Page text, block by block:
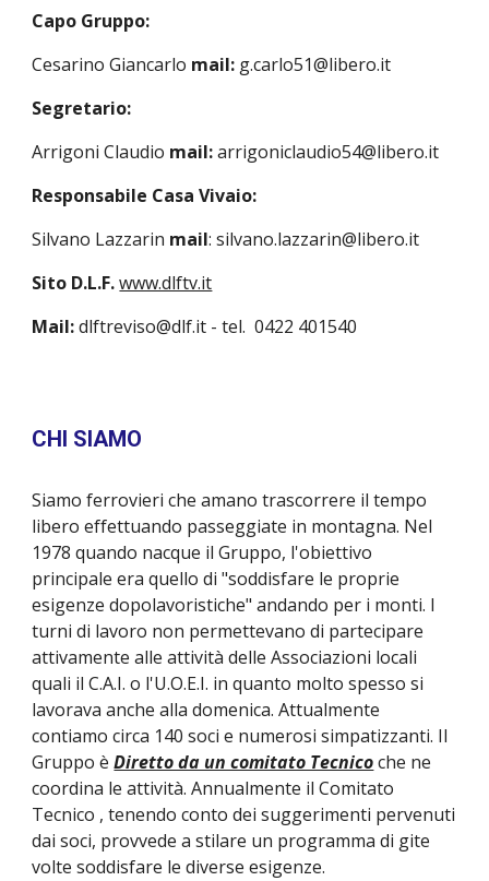
Capo Gruppo:
Cesarino Giancarlo mail: g.carlo51@libero.it
Segretario:
Arrigoni Claudio mail:arrigoniclaudio54@libero.it
Responsabile Casa Vivaio:
Silvano Lazzarin mail: silvano.lazzarin@libero.it
Sito D.L.F. www.dlftv.it
Mail:dlftreviso@dlf.it - tel. 0422 401540
CHI SIAMO
Siamo ferrovieri che amano trascorrere il tempo
libero effettuando passeggiate in montagna. Nel
1978 quando nacque il Gruppo, l'obiettivo
principale era quello di "soddisfare le proprie
esigenze dopolavoristiche" andando per i monti. I
turni di lavoro non permettevano di partecipare
attivamente alle attività delle Associazioni locali
quali il C.A.I. o l'U.O.E.I. in quanto molto spesso si
lavorava anche alla domenica. Attualmente
contiamo circa 140 soci e numerosi simpatizzanti. Il
Gruppo è Diretto da un comitato Tecnicoche ne
coordina le attività. Annualmente il Comitato
Tecnico , tenendo conto dei suggerimenti pervenuti
dai soci, provvede a stilare un programma di gite
volte soddisfare le diverse esigenze.